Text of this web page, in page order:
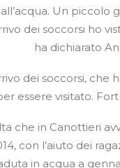
Un
dei soccorsi ho
ha dichiarato
dei soccorsi, che
essere visitato.
che in Canottieri
con l’aiuto dei
in acqua a